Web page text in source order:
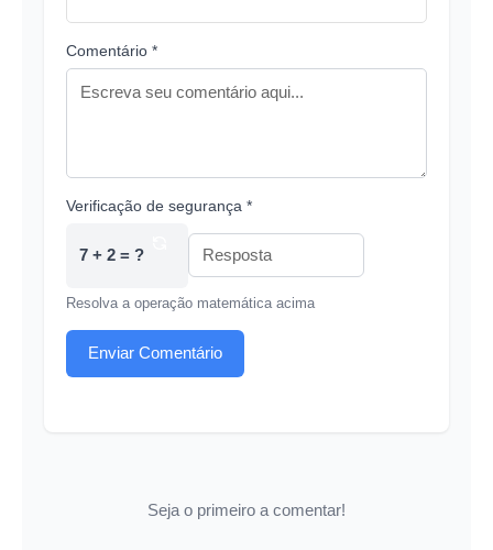
Comentário *
Verificação de segurança *
7 + 2 = ?
Resolva a operação matemática acima
Enviar Comentário
Seja o primeiro a comentar!